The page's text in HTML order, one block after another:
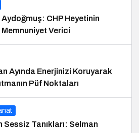
CHP Heyetinin
Verici
Ayında Enerjinizi Koruyarak
Püf Noktaları
Sessiz Tanıkları: Selman